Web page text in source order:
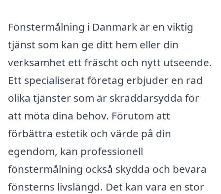
Fönstermålning i Danmark är en viktig
tjänst som kan ge ditt hem eller din
verksamhet ett fräscht och nytt utseende.
Ett specialiserat företag erbjuder en rad
olika tjänster som är skräddarsydda för
att möta dina behov. Förutom att
förbättra estetik och värde på din
egendom, kan professionell
fönstermålning också skydda och bevara
fönsterns livslängd. Det kan vara en stor